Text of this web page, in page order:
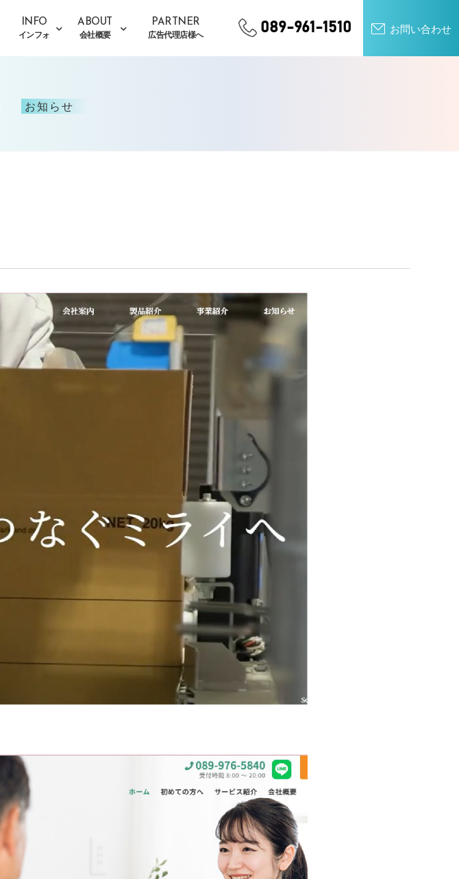
089-961-1510 お問い合わせ
INFO
インフォ
ABOUT
会社概要
PARTNER
広告代理店様へ
お知らせ